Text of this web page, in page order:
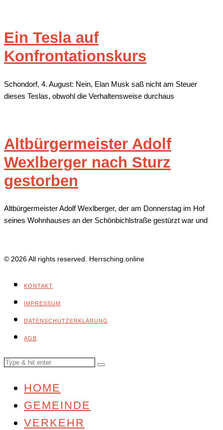
Ein Tesla auf
Konfrontationskurs
Schondorf, 4. August: Nein, Elan Musk saß nicht am Steuer
dieses Teslas, obwohl die Verhaltensweise durchaus
Altbürgermeister Adolf
Wexlberger nach Sturz
gestorben
Altbürgermeister Adolf Wexlberger, der am Donnerstag im Hof
seines Wohnhauses an der Schönbichlstraße gestürzt war und
© 2026 All rights reserved. Herrsching.online
KONTAKT
IMPRESSUM
DATENSCHUTZERKLÄRUNG
AGB
HOME
GEMEINDE
VERKEHR